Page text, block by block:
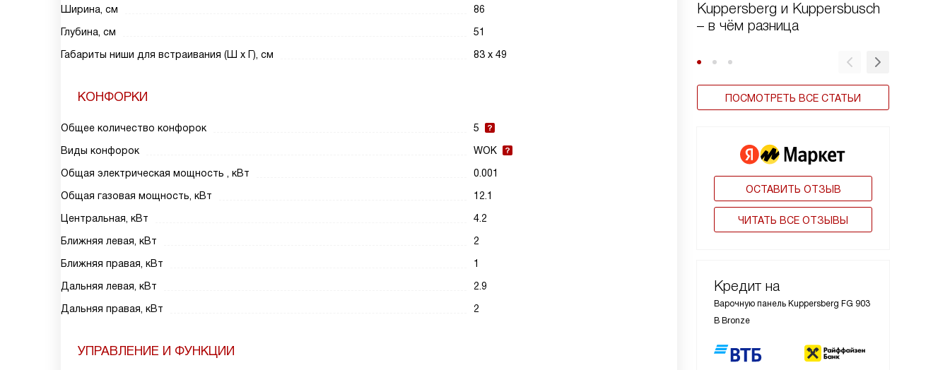
Kuppersberg и Kuppersbusch
– в чём разница
ПОСМОТРЕТЬ ВСЕ СТАТЬИ
ОСТАВИТЬ ОТЗЫВ
ЧИТАТЬ ВСЕ ОТЗЫВЫ
Кредит на
Варочную панель Kuppersberg FG 903
B Bronze
Ширина, см
86
Глубина, см
51
Габариты ниши для встраивания (Ш х Г), см
83 х 49
КОНФОРКИ
Общее количество конфорок
5
Виды конфорок
WOK
Общая электрическая мощность , кВт
0.001
Общая газовая мощность, кВт
12.1
Центральная, кВт
4.2
Ближняя левая, кВт
2
Ближняя правая, кВт
1
Дальняя левая, кВт
2.9
Дальняя правая, кВт
2
УПРАВЛЕНИЕ И ФУНКЦИИ